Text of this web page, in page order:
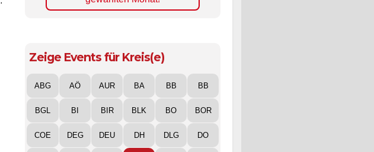
Zeige Events für Kreis(e)
ABG AÖ AUR BA BB BB
BGL BI BIR BLK BO BOR
COE DEG DEU DH DLG DO